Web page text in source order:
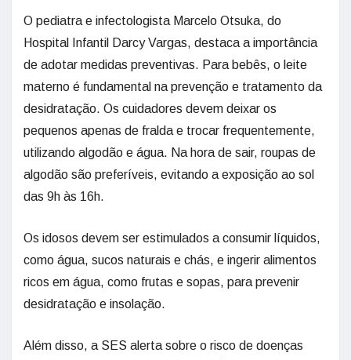
O pediatra e infectologista Marcelo Otsuka, do
Hospital Infantil Darcy Vargas, destaca a importância
de adotar medidas preventivas. Para bebês, o leite
materno é fundamental na prevenção e tratamento da
desidratação. Os cuidadores devem deixar os
pequenos apenas de fralda e trocar frequentemente,
utilizando algodão e água. Na hora de sair, roupas de
algodão são preferíveis, evitando a exposição ao sol
das 9h às 16h.
Os idosos devem ser estimulados a consumir líquidos,
como água, sucos naturais e chás, e ingerir alimentos
ricos em água, como frutas e sopas, para prevenir
desidratação e insolação.
Além disso, a SES alerta sobre o risco de doenças